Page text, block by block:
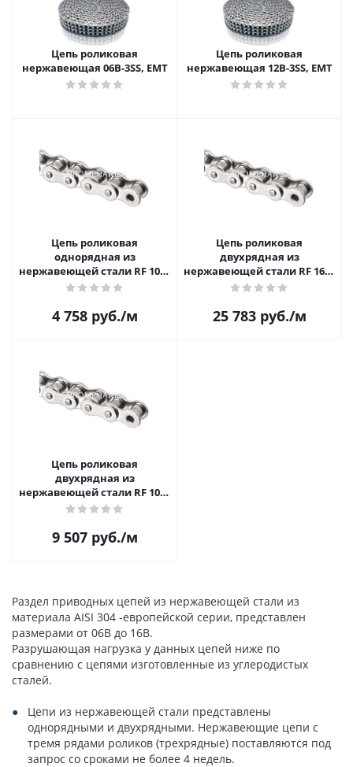
Цепь роликовая
нержавеющая 06B-3SS, EMT
Цепь роликовая
нержавеющая 12B-3SS, EMT
Цепь роликовая
однорядная из
нержавеющей стали RF 10B-
1
4 758руб./м
Цепь роликовая
двухрядная из
нержавеющей стали RF 16B-
2
25 783руб./м
Цепь роликовая
двухрядная из
нержавеющей стали RF 10B-
2
9 507руб./м
Раздел приводных цепей из нержавеющей стали из
материала AISI 304 -европейской серии, представлен
размерами от 06B до 16B.
Разрушающая нагрузка у данных цепей ниже по
сравнению с цепями изготовленные из углеродистых
сталей.
Цепи из нержавеющей стали представлены
однорядными и двухрядными. Нержавеющие цепи с
тремя рядами роликов (трехрядные) поставляются под
запрос со сроками не более 4 недель.